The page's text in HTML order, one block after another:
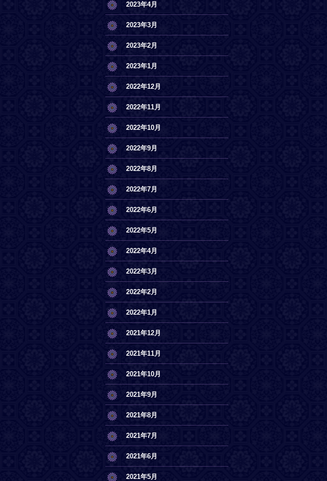
2023年4月
2023年3月
2023年2月
2023年1月
2022年12月
2022年11月
2022年10月
2022年9月
2022年8月
2022年7月
2022年6月
2022年5月
2022年4月
2022年3月
2022年2月
2022年1月
2021年12月
2021年11月
2021年10月
2021年9月
2021年8月
2021年7月
2021年6月
2021年5月